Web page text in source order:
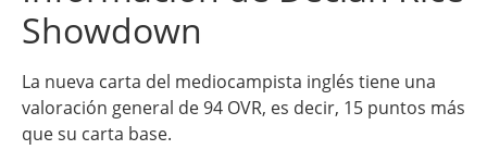
Showdown
La nueva carta del mediocampista inglés tiene una
valoración general de 94 OVR, es decir, 15 puntos más
que su carta base.